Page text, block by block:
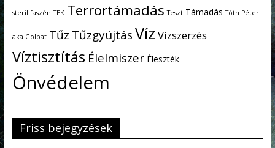
steril faszén TEK Terrortámadás Teszt Támadás Tóth Péter
aka Golbat Tűz TűzgyújtásVíz Vízszerzés
Víztisztítás Élelmiszer Éleszték
Önvédelem
Friss bejegyzések